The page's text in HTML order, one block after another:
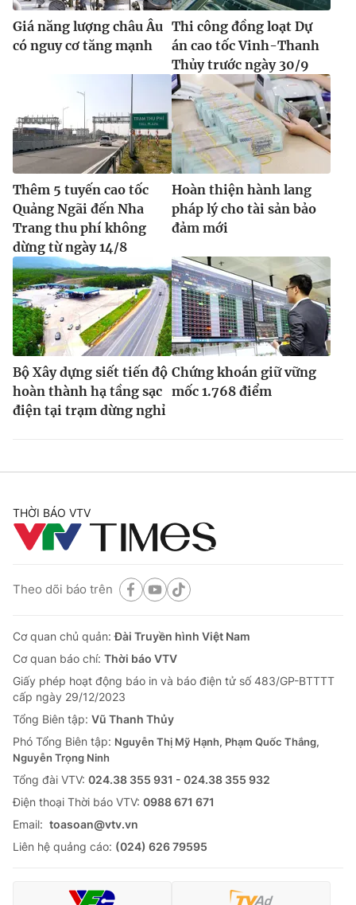
® Cấm sao chép dưới mọi hình thức nếu không có sự chấp
thuận bằng văn bản. Ghi rõ nguồn VTV.vn khi phát hành lại
thông tin từ website này.
Giá năng lượng châu Âu
có nguy cơ tăng mạnh
Thi công đồng loạt Dự
án cao tốc Vinh-Thanh
Thủy trước ngày 30/9
Thêm 5 tuyến cao tốc
Quảng Ngãi đến Nha
Trang thu phí không
dừng từ ngày 14/8
Hoàn thiện hành lang
pháp lý cho tài sản bảo
đảm mới
Bộ Xây dựng siết tiến độ
hoàn thành hạ tầng sạc
điện tại trạm dừng nghỉ
Chứng khoán giữ vững
mốc 1.768 điểm
THỜI BÁO VTV
Theo dõi báo trên
Cơ quan chủ quản:Đài Truyền hình Việt Nam
Cơ quan báo chí: Thời báo VTV
Giấy phép hoạt động báo in và báo điện tử số 483/GP-BTTTT
cấp ngày 29/12/2023
Tổng Biên tập: Vũ Thanh Thủy
Phó Tổng Biên tập: Nguyễn Thị Mỹ Hạnh, Phạm Quốc Thắng,
Nguyễn Trọng Ninh
Tổng đài VTV: 024.38 355 931 - 024.38 355 932
Ðiện thoại Thời báo VTV: 0988 671 671
Email: toasoan@vtv.vn
Liên hệ quảng cáo: (024) 626 79595